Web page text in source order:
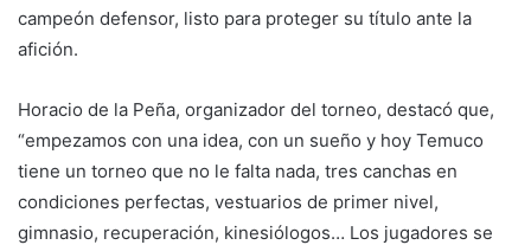
campeón defensor, listo para proteger su título ante la
afición.
Horacio de la Peña, organizador del torneo, destacó que,
“empezamos con una idea, con un sueño y hoy Temuco
tiene un torneo que no le falta nada, tres canchas en
condiciones perfectas, vestuarios de primer nivel,
gimnasio, recuperación, kinesiólogos… Los jugadores se